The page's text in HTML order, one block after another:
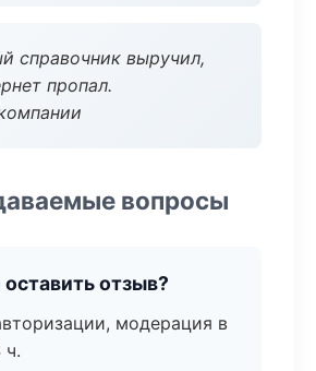
справочник выручил,
пропал.
вопросы
отзыв?
модерация в
ч.